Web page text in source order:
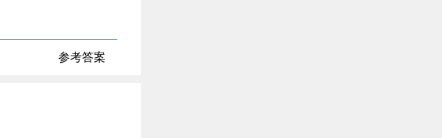
参考答案